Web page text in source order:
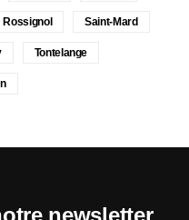
Rossignol Saint-Mard
Tontelange
newsletter